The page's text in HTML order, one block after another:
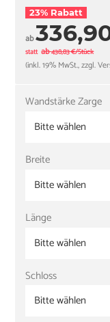
23% Rabatt
ab
statt ab438,83 €/Stück
(inkl. 19% MwSt., zzgl.
Wandstärke Zarge
Bitte wählen
Breite
Bitte wählen
Länge
Bitte wählen
Schloss
Bitte wählen